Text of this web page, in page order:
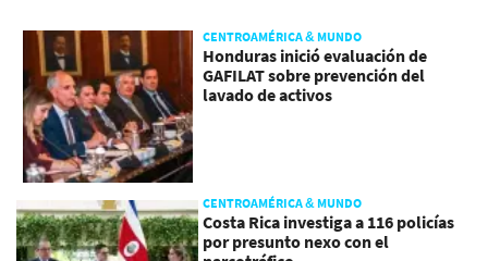
CENTROAMÉRICA & MUNDO
Honduras inició evaluación de
GAFILAT sobre prevención del
lavado de activos
CENTROAMÉRICA & MUNDO
Costa Rica investiga a 116 policías
por presunto nexo con el